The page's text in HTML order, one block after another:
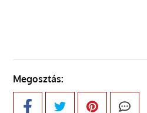
Megosztás: